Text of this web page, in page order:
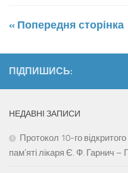
« Попередня сторінка
ПІДПИШИСЬ:
НЕДАВНІ ЗАПИСИ
Протокол 10-го
памʼяті лікаря Є. Ф. Гарнич –